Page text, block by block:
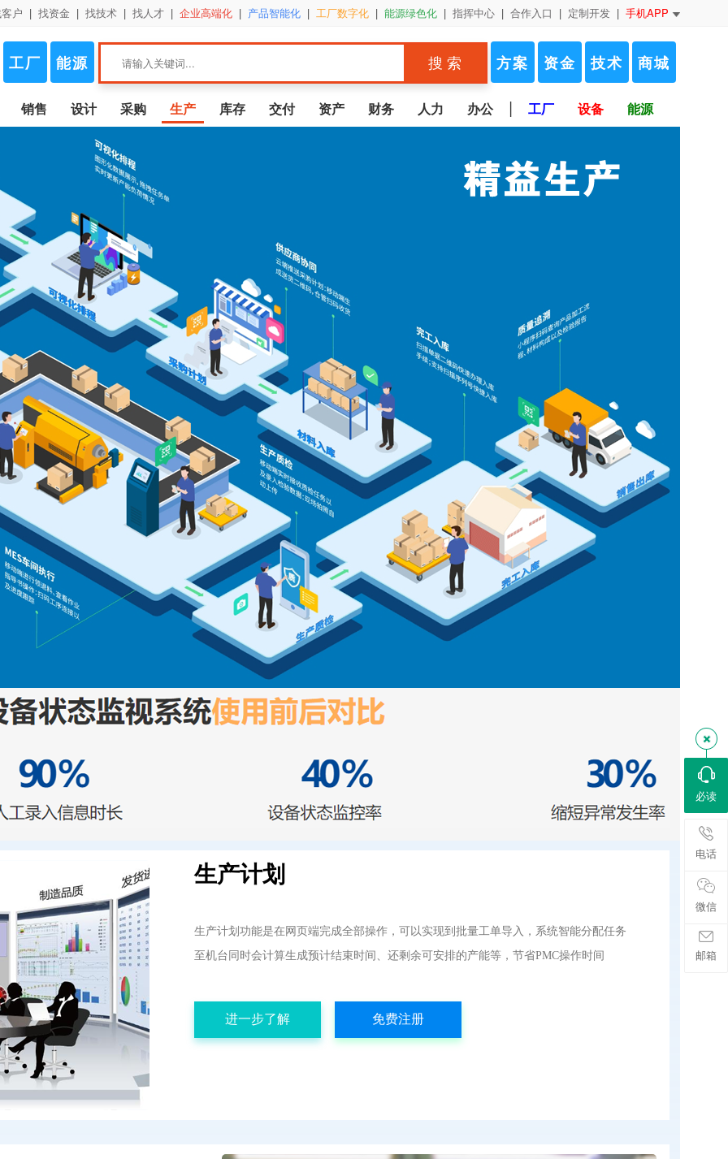
户 | 找资金 | 找技术 | 找人才 | 企业高端化 | 产品智能化 | 工厂数字化 | 能源绿色化 | 指挥中心 | 合作入口 | 定制开发 | 手机APP
工厂 能源 搜 索 方案 资金 技术 商城
销售 设计 采购 生产 库存 交付 资产 财务 人力 办公 | 工厂 设备 能源
生产计划
生产计划功能是在网页端完成全部操作，可以实现到批量工单导入，系统智能分配任务
至机台同时会计算生成预计结束时间、还剩余可安排的产能等，节省PMC操作时间
进一步了解 免费注册
必读
电话
微信
邮箱